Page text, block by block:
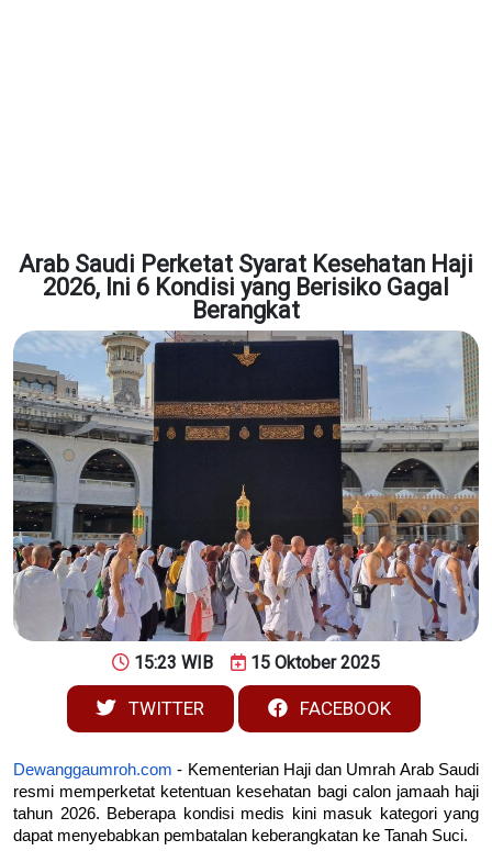
Arab Saudi Perketat Syarat Kesehatan Haji
2026, Ini 6 Kondisi yang Berisiko Gagal
Berangkat
15:23 WIB 15 Oktober 2025
TWITTER FACEBOOK
Dewanggaumroh.com - Kementerian Haji dan Umrah Arab Saudi
resmi memperketat ketentuan kesehatan bagi calon jamaah haji
tahun 2026. Beberapa kondisi medis kini masuk kategori yang
dapat menyebabkan pembatalan keberangkatan ke Tanah Suci.